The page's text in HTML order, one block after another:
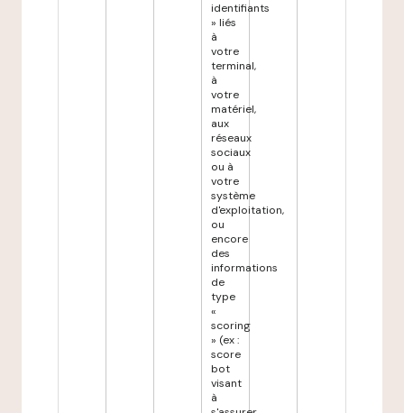
identifiants
» liés
à
votre
terminal,
à
votre
matériel,
aux
réseaux
sociaux
ou à
votre
système
d'exploitation,
ou
encore
des
informations
de
type
«
scoring
» (ex :
score
bot
visant
à